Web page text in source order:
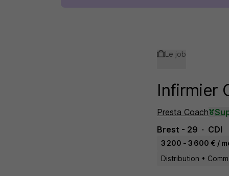
Le job
Infirmier
Presta Coach
Brest - 29
CDI
3 200 - 3 600 € /
Distribution •